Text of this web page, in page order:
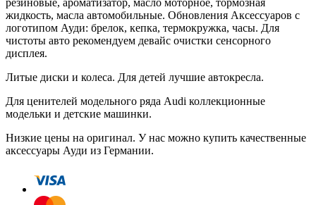
резиновые, ароматизатор, масло моторное, тормозная
жидкость, масла автомобильные. Обновления Аксессуаров с
логотипом Ауди: брелок, кепка, термокружка, часы. Для
чистоты авто рекомендуем девайс очистки сенсорного
дисплея.
Литые диски и колеса. Для детей лучшие автокресла.
Для ценителей модельного ряда Audi коллекционные
модельки и детские машинки.
Низкие цены на оригинал. У нас можно купить качественные
аксессуары Ауди из Германии.